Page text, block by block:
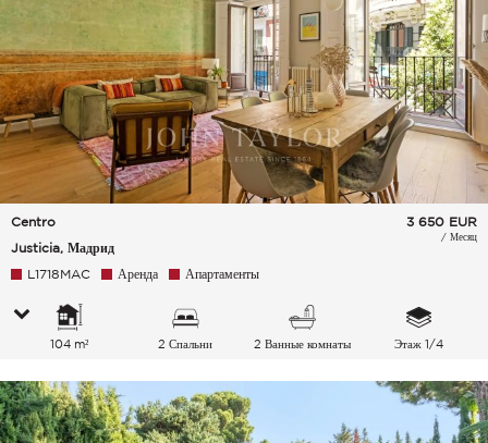
Centro
Justicia, Мадрид
3 650 EUR
/ Месяц
L1718MAC Аренда Апартаменты
104 m² 2 Спальни 2 Ванные комнаты Этаж 1/4